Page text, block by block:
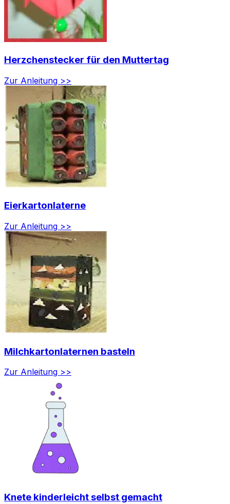
Herzchenstecker für den Muttertag
Zur Anleitung >>
Eierkartonlaterne
Zur Anleitung >>
Milchkartonlaternen basteln
Zur Anleitung >>
Knete kinderleicht selbst gemacht